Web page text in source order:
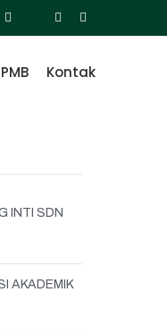
Kontak
INTI SDN
AKADEMIK